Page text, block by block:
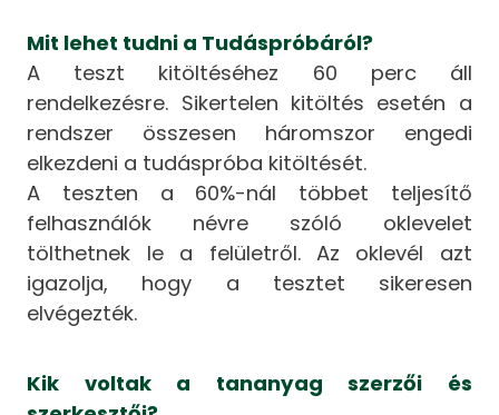
Mit lehet tudni a Tudáspróbáról?
A teszt kitöltéséhez 60 perc áll
rendelkezésre. Sikertelen kitöltés esetén a
rendszer összesen háromszor engedi
elkezdeni a tudáspróba kitöltését.
A teszten a 60%-nál többet teljesítő
felhasználók névre szóló oklevelet
tölthetnek le a felületről. Az oklevél azt
igazolja, hogy a tesztet sikeresen
elvégezték.
Kik voltak a tananyag szerzői és